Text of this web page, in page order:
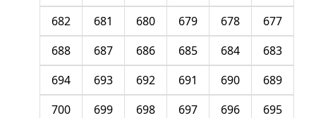
677
678
679
680
681
682
683
684
685
686
687
688
689
690
691
692
693
694
695
696
697
698
699
700